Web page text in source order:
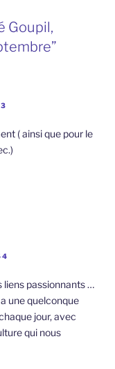
Goupil,
( ainsi que pour le
liens passionnants …
une quelconque
jour, avec
qui nous